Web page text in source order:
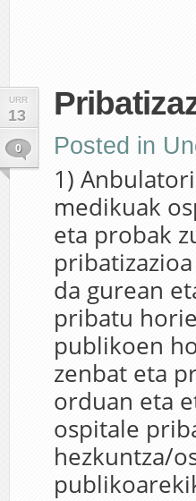
URR
13
0 Posted in
1)
medikuak
eta probak
da gurean
pribatu
publikoen
zenbat eta
orduan eta
ospitale
hezkuntza/